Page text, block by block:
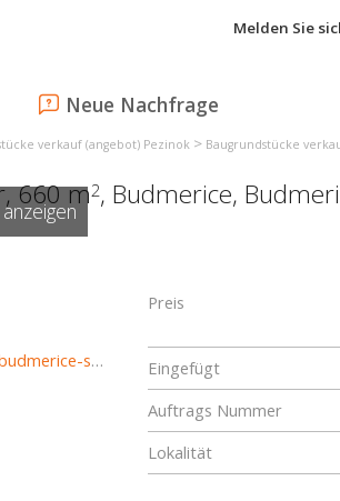
Melden Sie
Neue Nachfrage
verkauf (angebot) Pezinok > Baugrundstücke
660 m2, Budmerice,
https://www.haloreality.sk/budmerice/predaj-pozemok-pre-rodinny-dom---660-m2-budmerice-s-pravoplatnym-uz-rozhodnutim---exkluzivne-halo-reality/72118
Preis
Eingefügt
Auftrags Nummer
Lokalität